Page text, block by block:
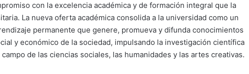
con la excelencia académica y de formación integral que la
La nueva oferta académica consolida a la universidad como un
permanente que genere, promueva y difunda conocimientos
y económico de la sociedad, impulsando la investigación científica
de las ciencias sociales, las humanidades y las artes creativas.